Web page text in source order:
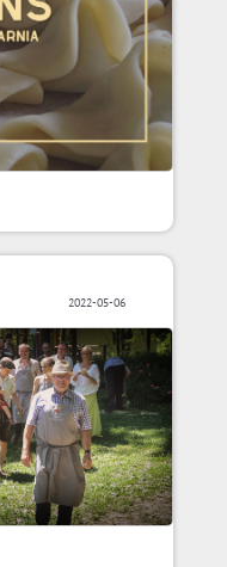
2022-05-06